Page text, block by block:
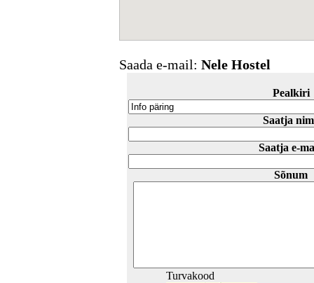
Saada e-mail: Nele Hostel
Pealkiri
Saatja
Saatja e-
Sõnum
Turvakood